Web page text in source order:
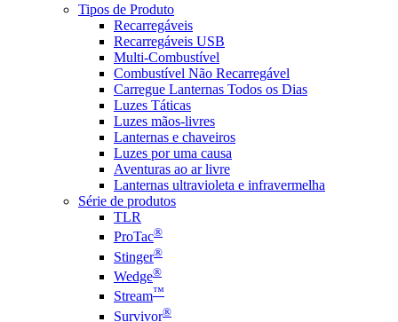
Tipos de Produto
Recarregáveis
Recarregáveis USB
Multi-Combustível
Combustível Não Recarregável
Carregue Lanternas Todos os Dias
Luzes Táticas
Luzes mãos-livres
Lanternas e chaveiros
Luzes por uma causa
Aventuras ao ar livre
Lanternas ultravioleta e infravermelha
Série de produtos
TLR
ProTac®
Stinger®
Wedge®
Stream™
Survivor®